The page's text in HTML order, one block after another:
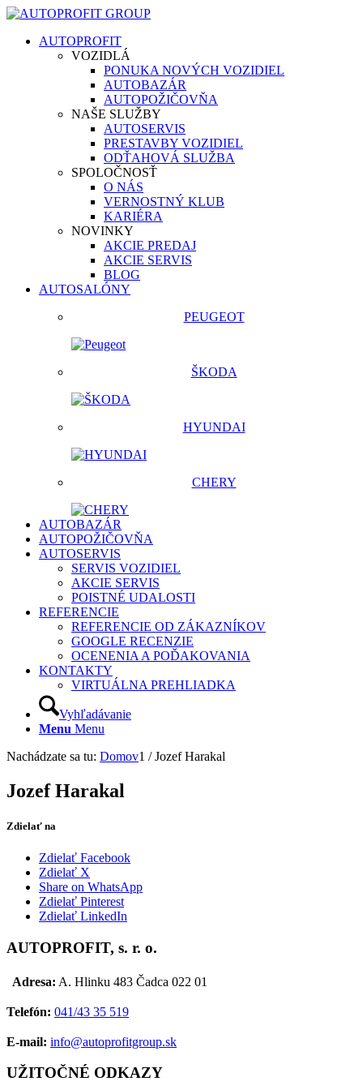
AUTOPROFIT
VOZIDLÁ
PONUKA NOVÝCH VOZIDIEL
AUTOBAZÁR
AUTOPOŽIČOVŇA
NAŠE SLUŽBY
AUTOSERVIS
PRESTAVBY VOZIDIEL
ODŤAHOVÁ SLUŽBA
SPOLOČNOSŤ
O NÁS
VERNOSTNÝ KLUB
KARIÉRA
NOVINKY
AKCIE PREDAJ
AKCIE SERVIS
BLOG
AUTOSALÓNY
PEUGEOT
ŠKODA
HYUNDAI
CHERY
AUTOBAZÁR
AUTOPOŽIČOVŇA
AUTOSERVIS
SERVIS VOZIDIEL
AKCIE SERVIS
POISTNÉ UDALOSTI
REFERENCIE
REFERENCIE OD ZÁKAZNÍKOV
GOOGLE RECENZIE
OCENENIA A POĎAKOVANIA
KONTAKTY
VIRTUÁLNA PREHLIADKA
Vyhľadávanie
Menu Menu
Nachádzate sa tu: Domov1 / Jozef Harakal
Jozef Harakal
Zdielať na
Zdielať Facebook
Zdielať X
Share on WhatsApp
Zdielať Pinterest
Zdielať LinkedIn
AUTOPROFIT, s. r. o.
Adresa: A. Hlinku 483 Čadca 022 01
Telefón: 041/43 35 519
E-mail: info@autoprofitgroup.sk
UŽITOČNÉ ODKAZY